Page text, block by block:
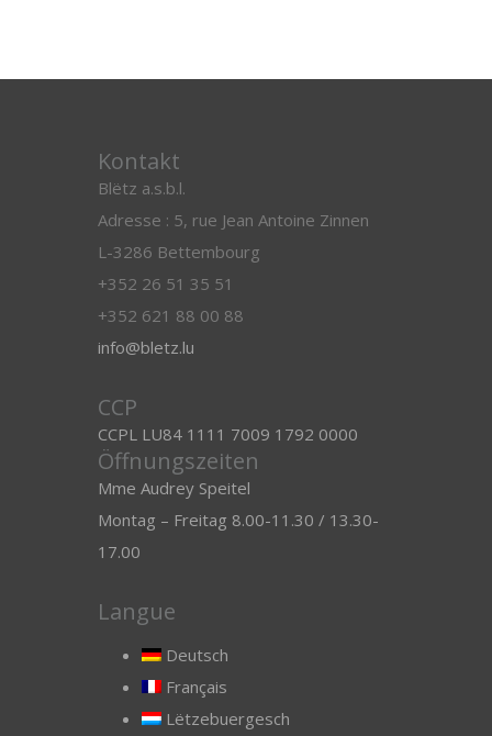
Kontakt
Blëtz a.s.b.l.
Adresse : 5, rue Jean Antoine Zinnen
L-3286 Bettembourg
+352 26 51 35 51
+352 621 88 00 88
info@bletz.lu
CCP
CCPL LU84 1111 7009 1792 0000
Öffnungszeiten
Mme Audrey Speitel
Montag – Freitag 8.00-11.30 / 13.30-
17.00
Langue
Deutsch
Français
Lëtzebuergesch